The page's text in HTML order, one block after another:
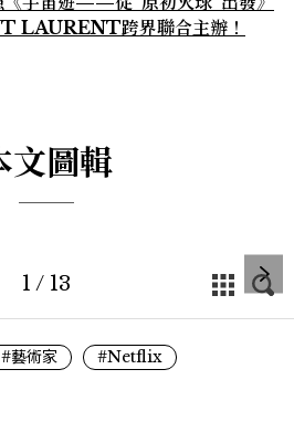
LAURENT跨界聯合主辦！
文圖輯
1 / 13
#藝術家
#Netflix